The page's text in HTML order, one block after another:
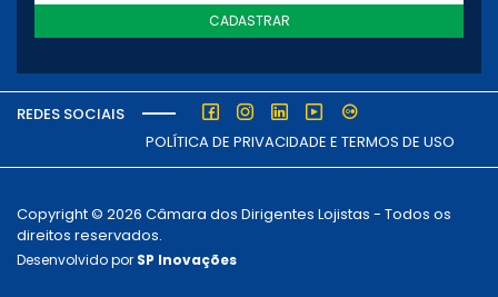
CADASTRAR
REDES SOCIAIS
POLÍTICA DE PRIVACIDADE E TERMOS DE USO
Copyright © 2026 Câmara dos Dirigentes Lojistas - Todos os
direitos reservados.
Desenvolvido por SP Inovações